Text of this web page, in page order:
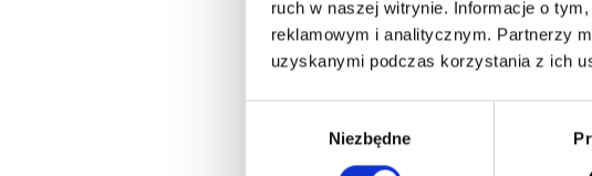
ruch w naszej witrynie. Informacje o
reklamowym i analitycznym. Partnerzy
uzyskanymi podczas korzystania z ich
Niezbędne